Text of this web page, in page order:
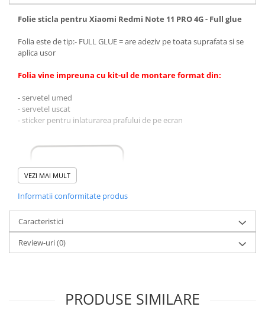
Folie sticla pentru Xiaomi Redmi Note 11 PRO 4G - Full glue
Folia este de tip:- FULL GLUE = are adeziv pe toata suprafata si se
aplica usor
Folia vine impreuna cu kit-ul de montare format din:
- servetel umed
- servetel uscat
- sticker pentru inlaturarea prafului de pe ecran
VEZI MAI MULT
Informatii conformitate produs
Caracteristici
Review-uri(0)
PRODUSE SIMILARE